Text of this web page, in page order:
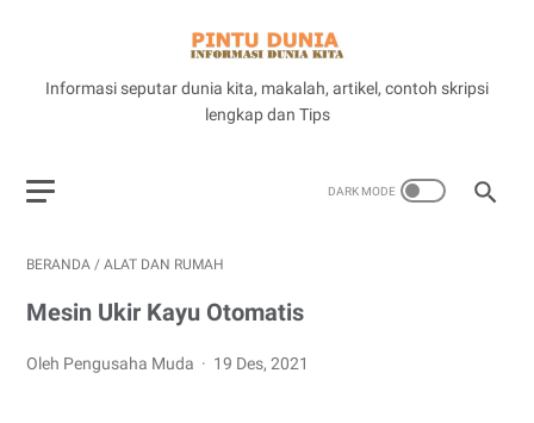
Informasi seputar dunia kita, makalah, artikel, contoh skripsi
lengkap dan Tips
BERANDA / ALAT DAN RUMAH
Mesin Ukir Kayu Otomatis
Oleh Pengusaha Muda 19 Des, 2021